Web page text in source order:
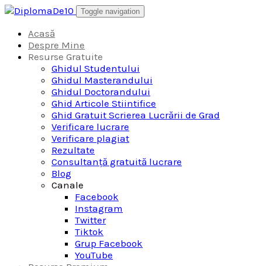
Skip
content
Toggle navigation
Acasă
Despre Mine
Resurse Gratuite
Ghidul Studentului
Ghidul Masterandului
Ghidul Doctorandului
Ghid Articole Stiintifice
Ghid Gratuit Scrierea Lucrării de Grad
Verificare lucrare
Verificare plagiat
Rezultate
Consultanță gratuită lucrare
Blog
Canale
Facebook
Instagram
Twitter
Tiktok
Grup Facebook
YouTube